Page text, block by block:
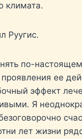
климата.
Руугис.
по-
ее
эффект
Я
лет жизни